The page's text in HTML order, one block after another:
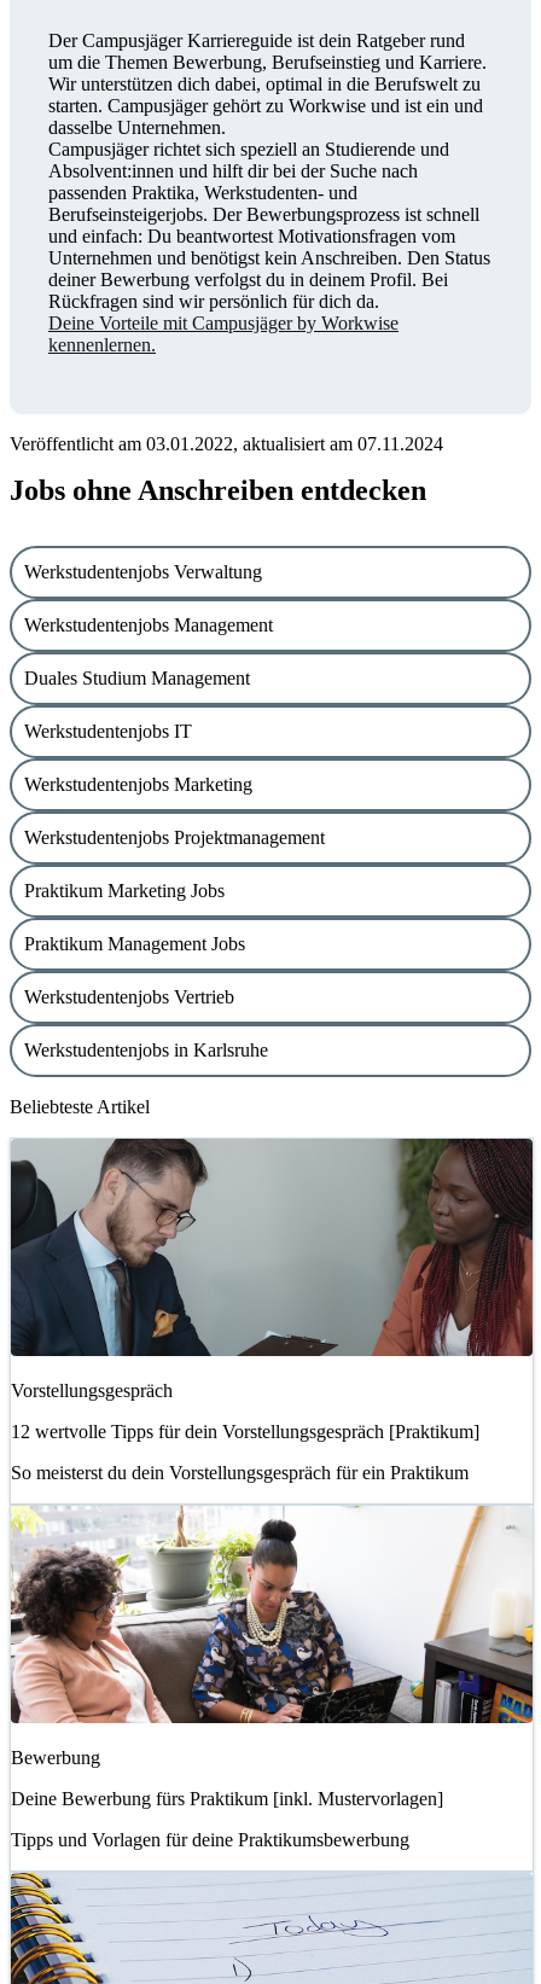
Der Campusjäger Karriereguide ist dein Ratgeber rund
um die Themen Bewerbung, Berufseinstieg und Karriere.
Wir unterstützen dich dabei, optimal in die Berufswelt zu
starten. Campusjäger gehört zu Workwise und ist ein und
dasselbe Unternehmen.
Campusjäger richtet sich speziell an Studierende und
Absolvent:innen und hilft dir bei der Suche nach
passenden Praktika, Werkstudenten- und
Berufseinsteigerjobs. Der Bewerbungsprozess ist schnell
und einfach: Du beantwortest Motivationsfragen vom
Unternehmen und benötigst kein Anschreiben. Den Status
deiner Bewerbung verfolgst du in deinem Profil. Bei
Rückfragen sind wir persönlich für dich da.
Deine Vorteile mit Campusjäger by Workwise
kennenlernen.
Veröffentlicht am 03.01.2022, aktualisiert am 07.11.2024
Jobs ohne Anschreiben entdecken
Werkstudentenjobs Verwaltung
Werkstudentenjobs Management
Duales Studium Management
Werkstudentenjobs IT
Werkstudentenjobs Marketing
Werkstudentenjobs Projektmanagement
Praktikum Marketing Jobs
Praktikum Management Jobs
Werkstudentenjobs Vertrieb
Werkstudentenjobs in Karlsruhe
Beliebteste Artikel
Vorstellungsgespräch
12 wertvolle Tipps für dein Vorstellungsgespräch [Praktikum]
So meisterst du dein Vorstellungsgespräch für ein Praktikum
Bewerbung
Deine Bewerbung fürs Praktikum [inkl. Mustervorlagen]
Tipps und Vorlagen für deine Praktikumsbewerbung